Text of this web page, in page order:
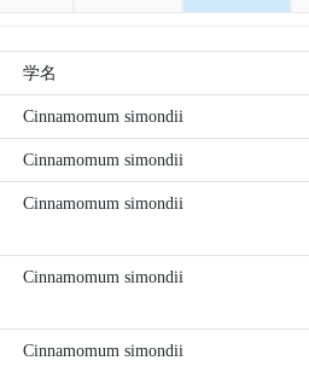
学名
Cinnamomum simondii
Cinnamomum simondii
Cinnamomum simondii
Cinnamomum simondii
Cinnamomum simondii